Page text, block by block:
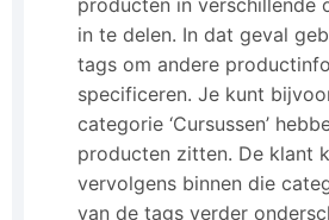
producten in verschillende
in te delen. In dat geval
tags om andere
specificeren. Je kunt
categorie ‘Cursussen’
producten zitten. De klant
vervolgens binnen die
van de tags verder